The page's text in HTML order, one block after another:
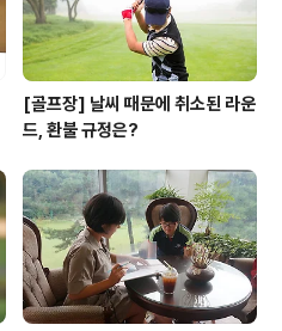
[골프장] 날씨 때문에 취소된 라운
드, 환불 규정은?